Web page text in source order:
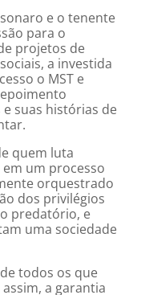
e o tenente
para o
projetos de
a investida
o MST e
suas histórias de
quem luta
um processo
orquestrado
dos privilégios
predatório, e
uma sociedade
todos os que
a garantia